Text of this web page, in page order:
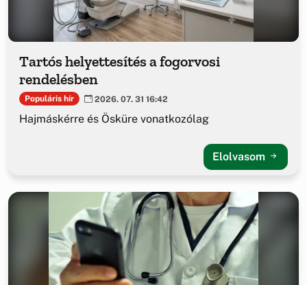
Tartós helyettesítés a fogorvosi
rendelésben
Populáris hír 2026. 07. 31 16:42
Hajmáskérre és Ösküre vonatkozólag
Elolvasom